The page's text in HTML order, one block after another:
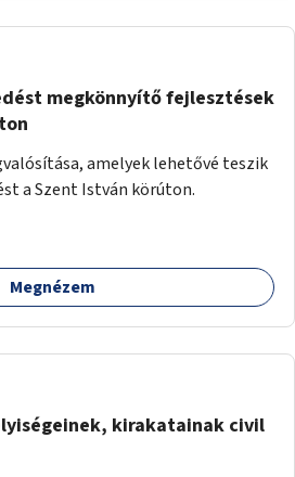
megkönnyítő fejlesztések
amelyek lehetővé teszik
a Szent István körúton.
Megnézem
kirakatainak civil